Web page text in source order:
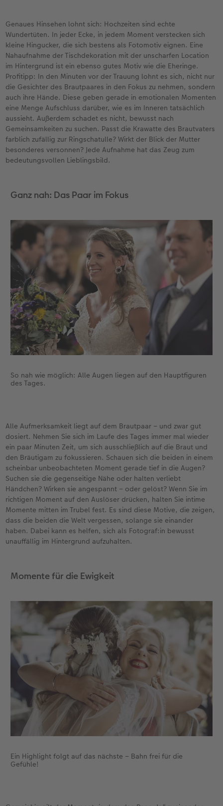
Genaues Hinsehen lohnt sich: Hochzeiten sind echte
Wundertüten. In jeder Ecke, in jedem Moment verstecken sich
kleine Hingucker, die sich bestens als Fotomotiv eignen. Eine
Nahaufnahme der Tischdekoration mit der unscharfen Location
im Hintergrund ist ein ebenso gutes Motiv wie die Eheringe.
Profitipp: In den Minuten vor der Trauung lohnt es sich, nicht nur
die Gesichter des Brautpaares in den Fokus zu nehmen, sondern
auch ihre Hände. Diese geben gerade in emotionalen Momenten
eine Menge Aufschluss darüber, wie es im Inneren tatsächlich
aussieht. Außerdem schadet es nicht, bewusst nach
Gemeinsamkeiten zu suchen. Passt die Krawatte des Brautvaters
farblich zufällig zur Ringschatulle? Wirkt der Blick der Mutter
besonderes versonnen? Jede Aufnahme hat das Zeug zum
bedeutungsvollen Lieblingsbild.
Ganz nah: Das Paar im Fokus
So nah wie möglich: Alle Augen liegen auf den Hauptfiguren
des Tages.
Alle Aufmerksamkeit liegt auf dem Brautpaar – und zwar gut
dosiert. Nehmen Sie sich im Laufe des Tages immer mal wieder
ein paar Minuten Zeit, um sich ausschließlich auf die Braut und
den Bräutigam zu fokussieren. Schauen sich die beiden in einem
scheinbar unbeobachteten Moment gerade tief in die Augen?
Suchen sie die gegenseitige Nähe oder halten verliebt
Händchen? Wirken sie angespannt – oder gelöst? Wenn Sie im
richtigen Moment auf den Auslöser drücken, halten Sie intime
Momente mitten im Trubel fest. Es sind diese Motive, die zeigen,
dass die beiden die Welt vergessen, solange sie einander
haben. Dabei kann es helfen, sich als Fotograf:in bewusst
unauffällig im Hintergrund aufzuhalten.
Momente für die Ewigkeit
Ein Highlight folgt auf das nächste – Bahn frei für die
Gefühle!